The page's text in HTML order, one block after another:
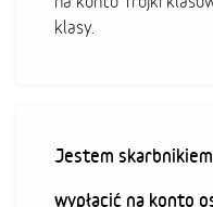
klasy.
Jestem
wypłacić na konto